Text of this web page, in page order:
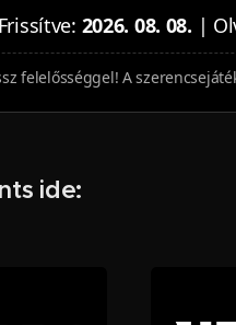
2026. 08. 08. |
felelősséggel! A
ide: